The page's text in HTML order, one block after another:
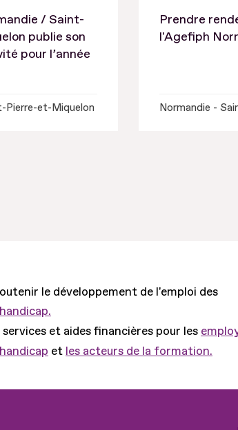
/ Saint-
publie son
pour l’année
Pierre-et-Miquelon
Prendre
l'Agefiph
Normandie -
le développement de l'emploi des
et aides financières pour les
et les acteurs de la formation.